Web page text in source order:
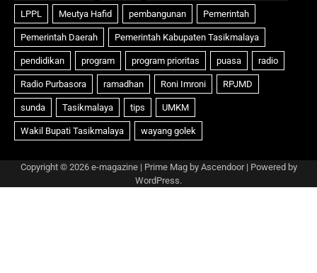
Copyright © 2026 e-magazine| Prime Mag by Ascendoor| Powered by
WordPress.